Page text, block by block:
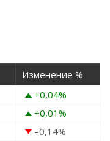
Изменение %
+0,04%
+0,01%
–0,14%